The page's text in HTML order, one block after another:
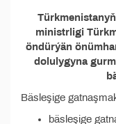
ministrligi
öndürýän
dolulygyna
Bäsleşige
bäsleşige